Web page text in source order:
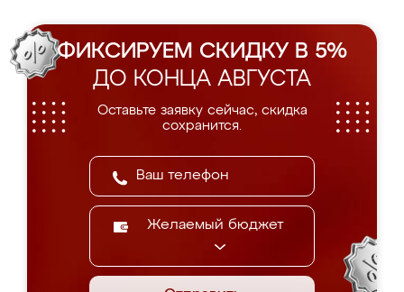
ФИКСИРУЕМ СКИДКУ В 5%
ДО КОНЦА АВГУСТА
Оставьте заявку сейчас, скидка
сохранится.
Желаемый бюджет